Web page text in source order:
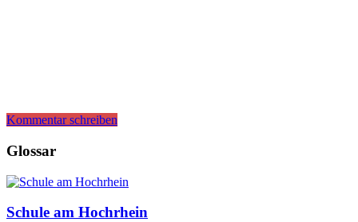
Kommentar schreiben
Glossar
Schule am Hochrhein